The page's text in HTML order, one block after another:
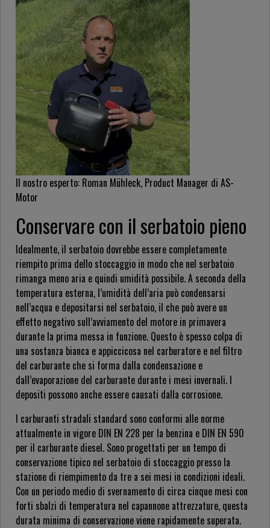
Il nostro esperto: Roman Mühleck, Product Manager di AS-
Motor
Conservare con il serbatoio pieno
Idealmente, il serbatoio dovrebbe essere completamente
riempito prima dello stoccaggio in modo che nel serbatoio
rimanga meno aria e quindi umidità possibile. A seconda della
temperatura esterna, l’umidità dell’aria può condensarsi
nell’acqua e depositarsi nel serbatoio, il che può avere un
effetto negativo sull’avviamento del motore in primavera
durante la prima messa in funzione. Questo è spesso colpa di
una sostanza bianca e appiccicosa nel carburatore e nel filtro
del carburante che si forma dalla condensazione e
dall’evaporazione del carburante durante i mesi invernali. I
depositi possono anche essere causati dalla corrosione.
I carburanti stradali standard sono conformi alle norme
attualmente in vigore DIN EN 228 per la benzina e DIN EN 590
per il carburante diesel. Sono progettati per un tempo di
conservazione tipico nel serbatoio di stoccaggio presso la
stazione di riempimento da tre a sei mesi in condizioni ideali.
Con un periodo medio di svernamento di circa cinque mesi con
forti sbalzi di temperatura nel capannone attrezzature, questa
durata minima di conservazione viene rapidamente superata.